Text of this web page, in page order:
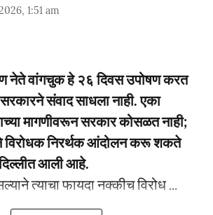
1:51 am
नेते वांगचुक हे २६ दिवस उपोषण करत
संवाद साधला नाही. एका
मागणीवरून सरकार कोसळत नाही;
विरोधक निरर्थक आंदोलन करू शकते
दिल्लीत आली आहे.
त्याचा फायदा नक्कीच विरोध ...